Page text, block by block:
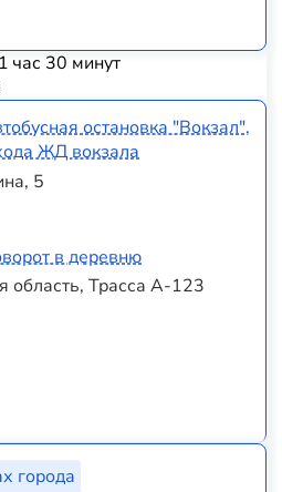
час 30 минут
остановка "Вокзал",
ЖД вокзала
5
в деревню
область, Трасса А-123
города